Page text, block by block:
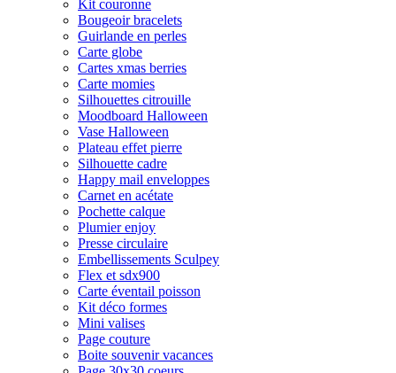
Kit couronne
Bougeoir bracelets
Guirlande en perles
Carte globe
Cartes xmas berries
Carte momies
Silhouettes citrouille
Moodboard Halloween
Vase Halloween
Plateau effet pierre
Silhouette cadre
Happy mail enveloppes
Carnet en acétate
Pochette calque
Plumier enjoy
Presse circulaire
Embellissements Sculpey
Flex et sdx900
Carte éventail poisson
Kit déco formes
Mini valises
Page couture
Boite souvenir vacances